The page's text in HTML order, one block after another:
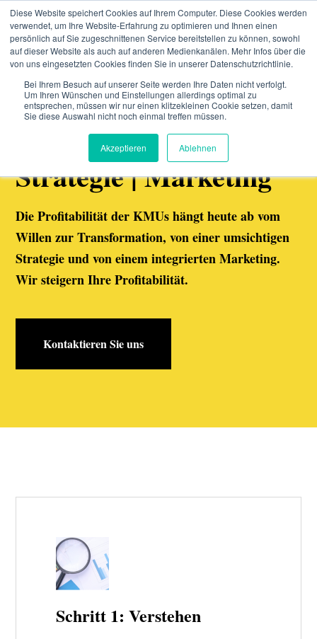
Diese Website speichert Cookies auf Ihrem Computer. Diese Cookies werden
verwendet, um Ihre Website-Erfahrung zu optimieren und Ihnen einen
persönlich auf Sie zugeschnittenen Service bereitstellen zu können, sowohl
auf dieser Website als auch auf anderen Medienkanälen. Mehr Infos über die
von uns eingesetzten Cookies finden Sie in unserer Datenschutzrichtlinie.
Bei Ihrem Besuch auf unserer Seite werden Ihre Daten nicht verfolgt.
Um Ihren Wünschen und Einstellungen allerdings optimal zu
entsprechen, müssen wir nur einen klitzekleinen Cookie setzen, damit
Sie diese Auswahl nicht noch einmal treffen müssen.
Akzeptieren Ablehnen
SKIP
TO
CONTENT
Toggle
Menu
AngebotToggle
children
for
Über unsToggle
children
Über
Wir steigern die Profitabilität von KMUs
Transformation |
Strategie | Marketing
Die Profitabilität der KMUs hängt heute ab vom
Willen zur Transformation, von einer umsichtigen
Strategie und von einem integrierten Marketing.
Wir steigern Ihre Profitabilität.
Kontaktieren Sie uns
Schritt 1: Verstehen